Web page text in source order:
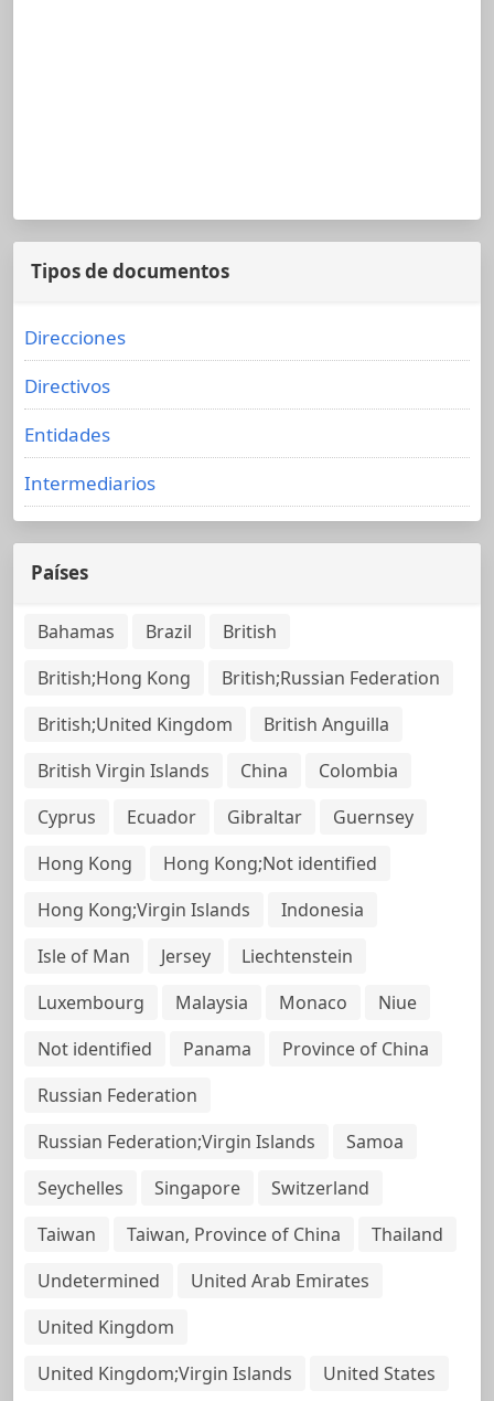
Tipos de documentos
Direcciones
Directivos
Entidades
Intermediarios
Países
Bahamas Brazil
British
British;Hong Kong
British;Russian Federation
British;United Kingdom
British Anguilla
British Virgin Islands
China
Colombia
Cyprus
Ecuador Gibraltar
Guernsey
Hong Kong
Hong Kong;Not identified
Hong Kong;Virgin Islands
Indonesia
Isle of Man
Jersey
Liechtenstein
Luxembourg
Malaysia Monaco
Niue
Not identified
Panama
Province of China
Russian Federation
Russian Federation;Virgin Islands
Samoa
Seychelles
Singapore
Switzerland
Taiwan
Taiwan, Province of China
Thailand
Undetermined
United Arab Emirates
United Kingdom
United Kingdom;Virgin Islands
United States